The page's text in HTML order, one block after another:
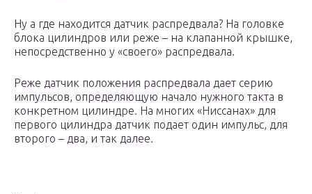
Ну а где находится датчик распредвала? На головке
блока цилиндров или реже – на клапанной крышке,
непосредственно у «своего» распредвала.
Реже датчик положения распредвала дает серию
импульсов, определяющую начало нужного такта в
конкретном цилиндре. На многих «Ниссанах» для
первого цилиндра датчик подает один импульс, для
второго – два, и так далее.